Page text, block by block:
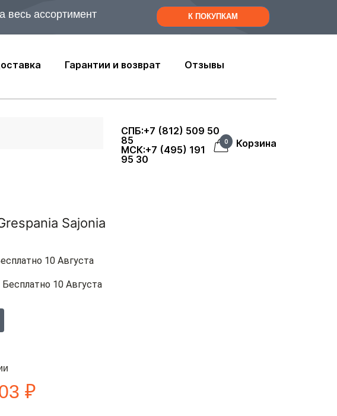
весь ассортимент К ПОКУПКАМ
Гарантии и возврат
Отзывы
СПБ:+7 (812) 509 50
85
МСК:+7 (495) 191
95 30
0 Корзина
Sajonia
10 Августа
10 Августа
₽